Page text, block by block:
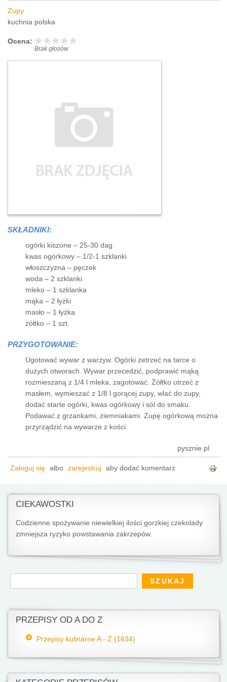
Zupy
kuchnia polska
Ocena:
Brak głosów
SKŁADNIKI:
ogórki kiszone – 25-30 dag
kwas ogórkowy – 1/2-1 szklanki
włoszczyzna – pęczek
woda – 2 szklanki
mleko – 1 szklanka
mąka – 2 łyżki
masło – 1 łyżka
żółtko – 1 szt.
PRZYGOTOWANIE:
Ugotować wywar z warzyw. Ogórki zetrzeć na tarce o
dużych otworach. Wywar przecedzić, podprawić mąką
rozmieszaną z 1/4 l mleka, zagotować. Żółtko utrzeć z
masłem, wymieszać z 1/8 l gorącej zupy, wlać do zupy,
dodać starte ogórki, kwas ogórkowy i sól do smaku.
Podawać z grzankami, ziemniakami. Zupę ogórkową można
przyrządzić na wywarze z kości.
pysznie.pl
Zaloguj się albo zarejestruj aby dodać komentarz
CIEKAWOSTKI
Codzienne spożywanie niewielkiej ilości gorzkiej czekolady
zmniejsza ryzyko powstawania zakrzepów.
Formularz wyszukiwania
Szukaj
PRZEPISY OD A DO Z
Przepisy kulinarne A - Z (1634)